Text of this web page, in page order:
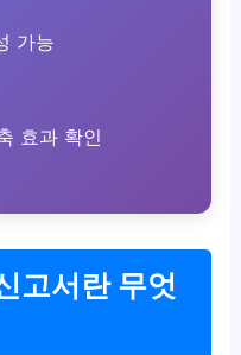
가능
효과 확인
고서란 무엇